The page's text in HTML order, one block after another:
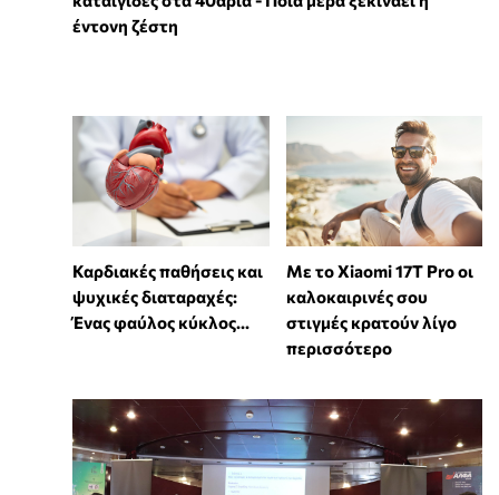
έντονη ζέστη
Καρδιακές παθήσεις και
ψυχικές διαταραχές:
Ένας φαύλος κύκλος...
Με το Xiaomi 17T Pro οι
καλοκαιρινές σου
στιγμές κρατούν λίγο
περισσότερο